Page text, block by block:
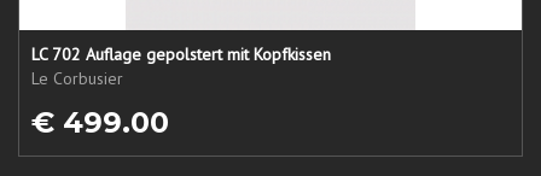
LC 702 Auflage gepolstert mit Kopfkissen
Le Corbusier
€ 499.00